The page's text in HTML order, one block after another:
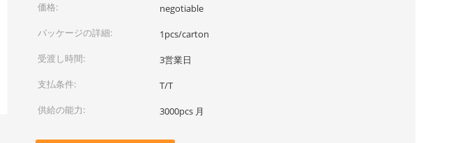
価格:
negotiable
パッケージの詳細:
1pcs/carton
受渡し時間:
3営業日
支払条件:
T/T
供給の能力:
3000pcs 月